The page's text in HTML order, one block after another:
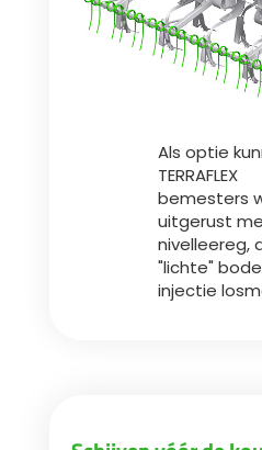
Als optie
TERRAFLEX
bemesters
uitgerust
nivelleereg,
"lichte"
injectie